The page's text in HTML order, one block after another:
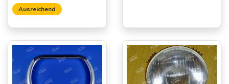
Ausreichend